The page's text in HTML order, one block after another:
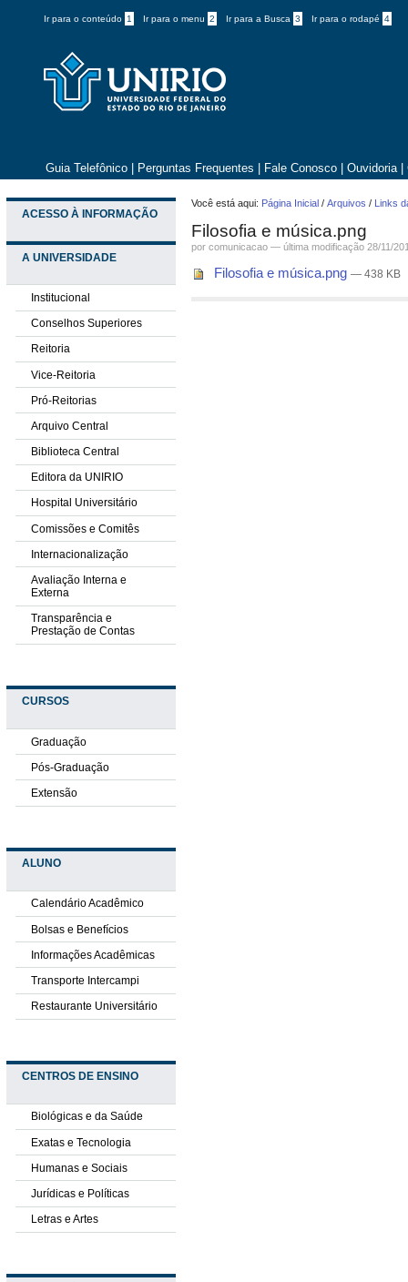
Ir para o conteúdo 1 Ir para o menu 2 Ir para a Busca 3 Ir para o rodapé 4
Guia Telefônico Perguntas Frequentes Fale Conosco Ouvidoria
ACESSO À INFORMAÇÃO
A UNIVERSIDADE
Institucional
Conselhos Superiores
Reitoria
Vice-Reitoria
Pró-Reitorias
Arquivo Central
Biblioteca Central
Editora da UNIRIO
Hospital Universitário
Comissões e Comitês
Internacionalização
Avaliação Interna e
Externa
Transparência e
Prestação de Contas
CURSOS
Graduação
Pós-Graduação
Extensão
ALUNO
Calendário Acadêmico
Bolsas e Benefícios
Informações Acadêmicas
Transporte Intercampi
Restaurante Universitário
CENTROS DE ENSINO
Biológicas e da Saúde
Exatas e Tecnologia
Humanas e Sociais
Jurídicas e Políticas
Letras e Artes
Você está aqui: Página Inicial /Arquivos / Links
Filosofia e música.png
por comunicacao —última modificação 28/11/
Filosofia e música.png— 438 KB